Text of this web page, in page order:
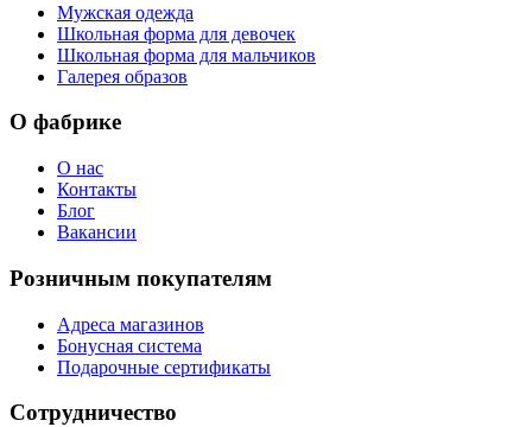
Мужская одежда
Школьная форма для девочек
Школьная форма для мальчиков
Галерея образов
О фабрике
О нас
Контакты
Блог
Вакансии
Розничным покупателям
Адреса магазинов
Бонусная система
Подарочные сертификаты
Сотрудничество